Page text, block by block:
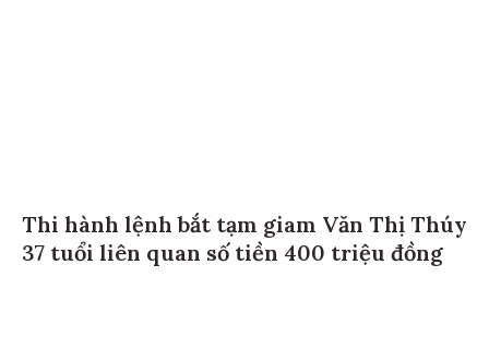
Thi hành lệnh bắt tạm giam Văn Thị Thúy
37 tuổi liên quan số tiền 400 triệu đồng